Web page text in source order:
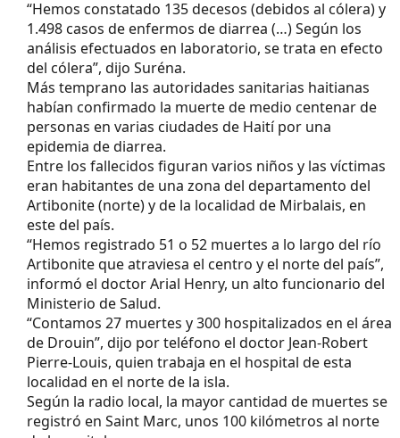
“Hemos constatado 135 decesos (debidos al cólera) y
1.498 casos de enfermos de diarrea (…) Según los
análisis efectuados en laboratorio, se trata en efecto
del cólera”, dijo Suréna.
Más temprano las autoridades sanitarias haitianas
habían confirmado la muerte de medio centenar de
personas en varias ciudades de Haití por una
epidemia de diarrea.
Entre los fallecidos figuran varios niños y las víctimas
eran habitantes de una zona del departamento del
Artibonite (norte) y de la localidad de Mirbalais, en
este del país.
“Hemos registrado 51 o 52 muertes a lo largo del río
Artibonite que atraviesa el centro y el norte del país”,
informó el doctor Arial Henry, un alto funcionario del
Ministerio de Salud.
“Contamos 27 muertes y 300 hospitalizados en el área
de Drouin”, dijo por teléfono el doctor Jean-Robert
Pierre-Louis, quien trabaja en el hospital de esta
localidad en el norte de la isla.
Según la radio local, la mayor cantidad de muertes se
registró en Saint Marc, unos 100 kilómetros al norte